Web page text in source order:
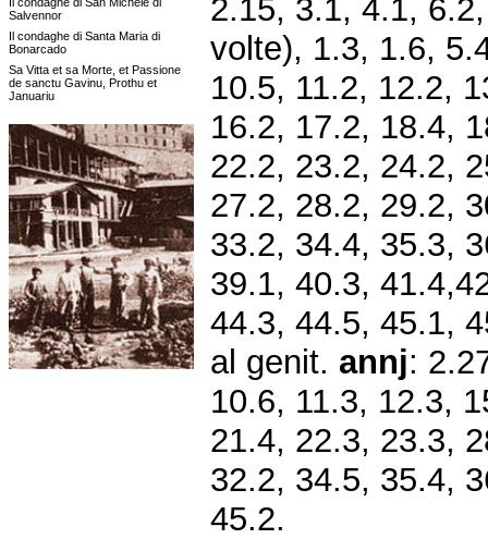
Salvennor
Il condaghe di Santa Maria di
Bonarcado
Sa Vitta et sa Morte, et Passione
de sanctu Gavinu, Prothu et
Januariu
2.15, 3.1, 4.1,
volte), 1.3, 1.6,
10.5, 11.2, 12.2,
16.2, 17.2, 18.4,
22.2, 23.2, 24.2,
27.2, 28.2, 29.2,
33.2, 34.4, 35.3,
39.1, 40.3,
44.3, 44.5, 45.1,
al genit. annj:
10.6, 11.3, 12.3,
21.4, 22.3, 23.3,
32.2, 34.5, 35.4,
45.2.